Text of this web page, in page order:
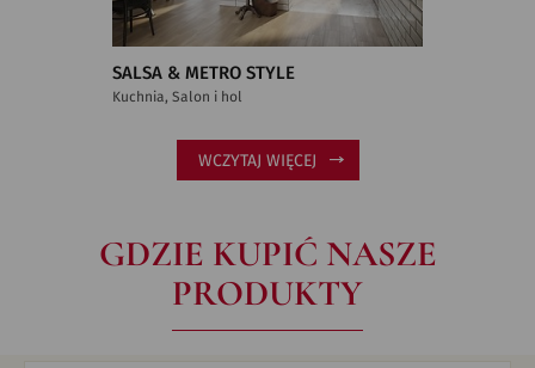
SALSA & METRO STYLE
Kuchnia, Salon i hol
WCZYTAJ WIĘCEJ
GDZIE KUPIĆ NASZE
PRODUKTY